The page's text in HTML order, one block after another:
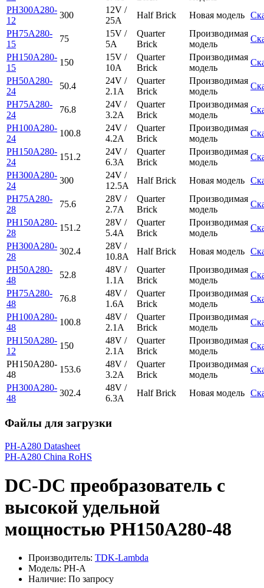
PH300A280-
12
300
12V /
25A
Half Brick Новая модель
PH75A280-
15
75
15V /
5A
Quarter
Brick
Производимая
модель
PH150A280-
15
150
15V /
10A
Quarter
Brick
Производимая
модель
PH50A280-
24
50.4
24V /
2.1A
Quarter
Brick
Производимая
модель
PH75A280-
24
76.8
24V /
3.2A
Quarter
Brick
Производимая
модель
PH100A280-
24
100.8
24V /
4.2A
Quarter
Brick
Производимая
модель
PH150A280-
24
151.2
24V /
6.3A
Quarter
Brick
Производимая
модель
PH300A280-
24
300
24V /
12.5A
Half Brick Новая модель
PH75A280-
28
75.6
28V /
2.7A
Quarter
Brick
Производимая
модель
PH150A280-
28
151.2
28V /
5.4A
Quarter
Brick
Производимая
модель
PH300A280-
28
302.4
28V /
10.8A
Half Brick Новая модель
PH50A280-
48
52.8
48V /
1.1A
Quarter
Brick
Производимая
модель
PH75A280-
48
76.8
48V /
1.6A
Quarter
Brick
Производимая
модель
PH100A280-
48
100.8
48V /
2.1A
Quarter
Brick
Производимая
модель
PH150A280-
12
150
48V /
2.1A
Quarter
Brick
Производимая
модель
PH150A280-
48
153.6
48V /
3.2A
Quarter
Brick
Производимая
модель
PH300A280-
48
302.4
48V /
6.3A
Half Brick Новая модель
Файлы для загрузки
PH-A280 Datasheet
PH-A280 China RoHS
DC-DC преобразователь с
высокой удельной
мощностью PH150A280-48
Производитель: TDK-Lambda
Модель: PH-A
Наличие: По запросу